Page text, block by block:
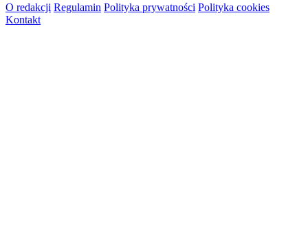
O redakcji Regulamin Polityka prywatności Polityka cookies
Kontakt